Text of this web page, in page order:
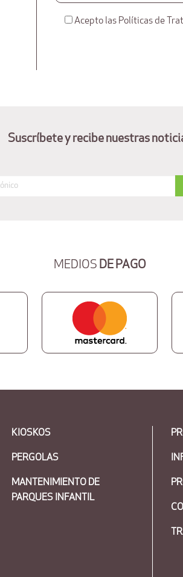
Acepto las Políticas de
Suscríbete y recibe nuestras
MEDIOS DE PAGO
KIOSKOS
PERGOLAS
MANTENIMIENTO DE
PARQUES INFANTIL